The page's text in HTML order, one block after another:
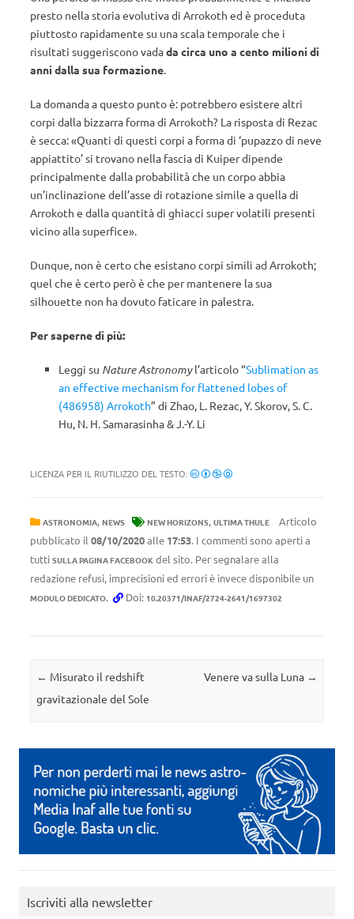
presto nella storia evolutiva di Arrokoth ed è proceduta
piuttosto rapidamente su una scala temporale che i
risultati suggeriscono vadada circa uno a cento milioni di
anni dalla sua formazione.
La domanda a questo punto è: potrebbero esistere altri
corpi dalla bizzarra forma di Arrokoth? La risposta di Rezac
è secca: «Quanti di questi corpi a forma di ‘pupazzo di neve
appiattito’ si trovano nella fascia di Kuiper dipende
principalmente dalla probabilità che un corpo abbia
un’inclinazione dell’asse di rotazione simile a quella di
Arrokoth e dalla quantità di ghiacci super volatili presenti
vicino alla superfice».
Dunque, non è certo che esistano corpi simili ad Arrokoth;
quel che è certo però è che per mantenere la sua
silhouette non ha dovuto faticare in palestra.
Per saperne di più:
Leggi su Nature Astronomyl’articolo “Sublimation as
an effective mechanism for flattened lobes of
(486958) Arrokoth” di Zhao, L. Rezac, Y. Skorov, S. C.
Hu, N. H. Samarasinha & J.-Y. Li
LICENZA PER IL RIUTILIZZO DEL TESTO:
ASTRONOMIA, NEWS NEW HORIZONS, ULTIMA THULE
Articolo
pubblicato il 08/10/2020alle 17:53. I commenti sono aperti a
tutti SULLA PAGINA FACEBOOK del sito. Per segnalare alla
redazione refusi, imprecisioni ed errori è invece disponibile un
MODULO DEDICATO. Doi: 10.20371/INAF/2724-2641/1697302
Navigazione articolo
← Misurato il redshift
gravitazionale del Sole
Venere va sulla Luna →
Iscriviti alla newsletter